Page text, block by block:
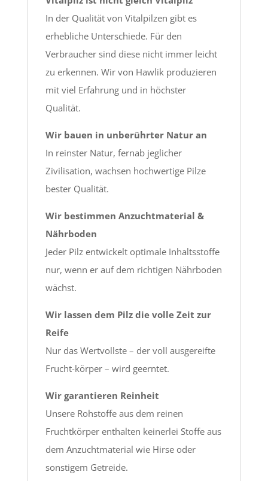
In der Qualität von Vitalpilzen gibt es
erhebliche Unterschiede. Für den
Verbraucher sind diese nicht immer leicht
zu erkennen. Wir von Hawlik produzieren
mit viel Erfahrung und in höchster
Qualität.
Wir bauen in unberührter Natur an
In reinster Natur, fernab jeglicher
Zivilisation, wachsen hochwertige Pilze
bester Qualität.
Wir bestimmen Anzuchtmaterial &
Nährboden
Jeder Pilz entwickelt optimale Inhaltsstoffe
nur, wenn er auf dem richtigen Nährboden
wächst.
Wir lassen dem Pilz die volle Zeit zur
Reife
Nur das Wertvollste – der voll ausgereifte
Frucht-körper – wird geerntet.
Wir garantieren Reinheit
Unsere Rohstoffe aus dem reinen
Fruchtkörper enthalten keinerlei Stoffe aus
dem Anzuchtmaterial wie Hirse oder
sonstigem Getreide.